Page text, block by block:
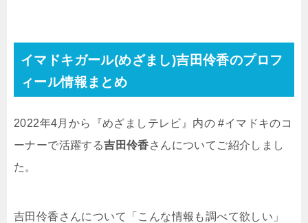
イマドキガール(めざまし)吉田伶香のプロフ
ィール情報まとめ
2022年4月から『めざましテレビ』内の #イマドキのコ
ーナーで活躍する吉田伶香さんについてご紹介しまし
た。
吉田伶香さんについて「こんな情報も調べて欲しい」